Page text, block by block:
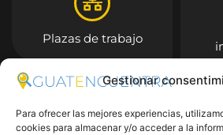
Gestionar
Para ofrecer las mejores experiencias,
cookies para almacenar y/o acceder a la
Plazas de trabajo
Entrar